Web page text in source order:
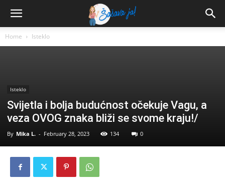
Home Isteklo
Isteklo
Svijetla i bolja budućnost očekuje Vagu, a
veza OVOG znaka bliži se svome kraju!/
By Mika L. - February 28, 2023 134 0